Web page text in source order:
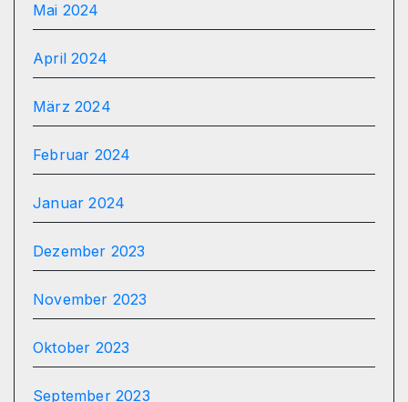
Mai 2024
April 2024
März 2024
Februar 2024
Januar 2024
Dezember 2023
November 2023
Oktober 2023
September 2023